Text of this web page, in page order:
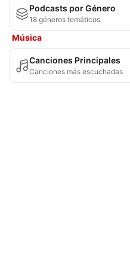
Podcasts por Género
18 géneros temáticos
Música
Canciones Principales
Canciones más escuchadas